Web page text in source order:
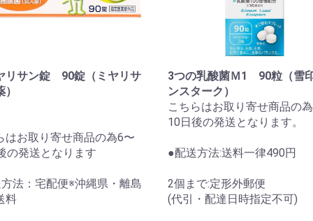
リサン錠 90錠（ミヤリサ
はお取り寄せ商品の為6〜
の発送となります
法：宅配便※沖縄県・離島
料
3つの乳酸菌Ｍ1 90粒（雪
ンスターク）
こちらはお取り寄せ商品の
10日後の発送となります。
●配送方法:送料一律490円
2個まで:定形外郵便
(代引・配達日時指定不可)